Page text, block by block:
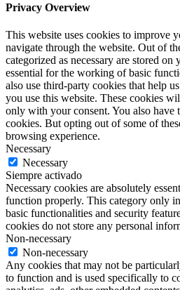
Privacy Overview
This website uses cookies to improve
navigate through the website. Out of
categorized as necessary are stored on
essential for the working of basic
also use third-party cookies that help
you use this website. These cookies
only with your consent. You also have
cookies. But opting out of some of
browsing experience.
Necessary
Necessary
Siempre activado
Necessary cookies are absolutely
function properly. This category only
basic functionalities and security
cookies do not store any personal
Non-necessary
Non-necessary
Any cookies that may not be
to function and is used specifically to